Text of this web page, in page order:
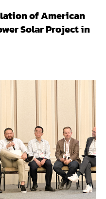
of American
Solar Project in